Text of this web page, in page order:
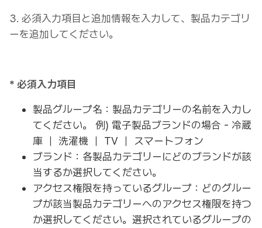
3. 必須入力項目と追加情報を入力して、製品カテゴリ
ーを追加してください。
* 必須入力項目
製品グループ名：製品カテゴリーの名前を入力し
てください。 例) 電子製品ブランドの場合 - 冷蔵
庫 ｜ 洗濯機 ｜ TV ｜ スマートフォン
ブランド：各製品カテゴリーにどのブランドが該
当するか選択してください。
アクセス権限を持っているグループ：どのグルー
プが該当製品カテゴリーへのアクセス権限を持つ
か選択してください。選択されているグループの